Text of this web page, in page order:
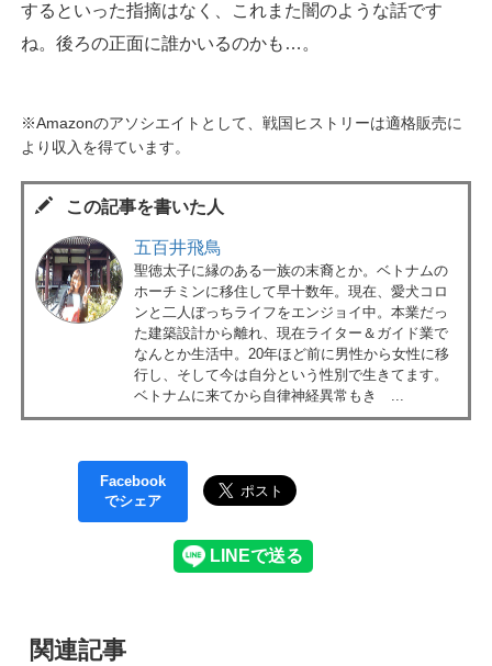
するといった指摘はなく、これまた闇のような話です
ね。後ろの正面に誰かいるのかも…。
※Amazonのアソシエイトとして、戦国ヒストリーは適格販売に
より収入を得ています。
この記事を書いた人
五百井飛鳥
聖徳太子に縁のある一族の末裔とか。ベトナムの
ホーチミンに移住して早十数年。現在、愛犬コロ
ンと二人ぼっちライフをエンジョイ中。本業だっ
た建築設計から離れ、現在ライター＆ガイド業で
なんとか生活中。20年ほど前に男性から女性に移
行し、そして今は自分という性別で生きてます。
ベトナムに来てから自律神経異常もき ...
Facebook
でシェア
関連記事